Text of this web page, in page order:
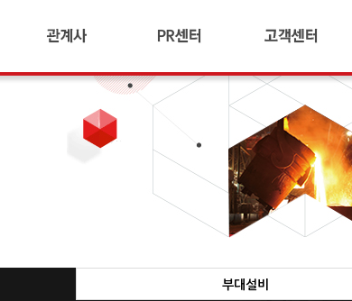
SAC HOLDINGS
SAC METAL
SAC SUZHOU
공지사항
갤러리
수상 및 인증
CI소개
오시는길
고객상담
부대설비